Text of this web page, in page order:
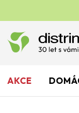
AKCE